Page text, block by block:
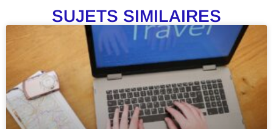
SUJETS SIMILAIRES